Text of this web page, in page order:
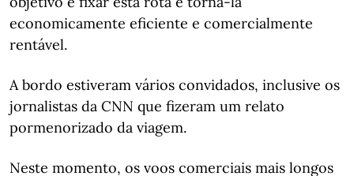
economicamente eficiente e comercialmente
rentável.
A bordo estiveram vários convidados, inclusive os
jornalistas da CNN que fizeram um relato
pormenorizado da viagem.
Neste momento, os voos comerciais mais longos